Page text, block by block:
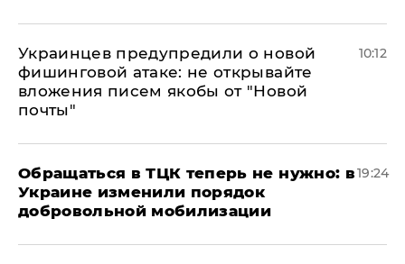
Украинцев предупредили о новой
фишинговой атаке: не открывайте
вложения писем якобы от "Новой
почты"
10:12
Обращаться в ТЦК теперь не нужно: в
Украине изменили порядок
добровольной мобилизации
19:24